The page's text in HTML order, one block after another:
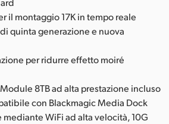
il montaggio 17K in tempo reale
quinta generazione e nuova
per ridurre effetto moiré
8TB ad alta prestazione incluso
con Blackmagic Media Dock
WiFi ad alta velocità, 10G